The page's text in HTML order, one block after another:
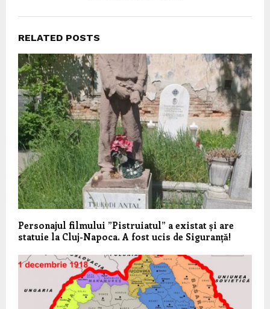
RELATED POSTS
Personajul filmului ”Pistruiatul” a existat și are
statuie la Cluj-Napoca. A fost ucis de Siguranță!